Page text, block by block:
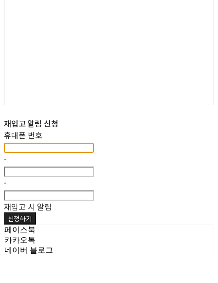
재입고 알림 신청
휴대폰 번호
-
-
재입고 시 알림
신청하기
페이스북
카카오톡
네이버 블로그